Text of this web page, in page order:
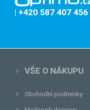
| +420 587 407 456
VŠE O NÁKUPU
Obchodní podmínky